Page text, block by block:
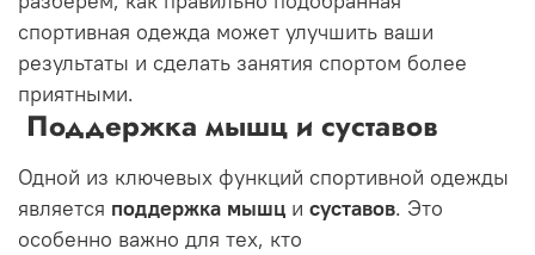
спортивная одежда может улучшить ваши
результаты и сделать занятия спортом более
приятными.
Поддержка мышц и суставов
Одной из ключевых функций спортивной одежды
является поддержка мышц и суставов. Это
особенно важно для тех, кто